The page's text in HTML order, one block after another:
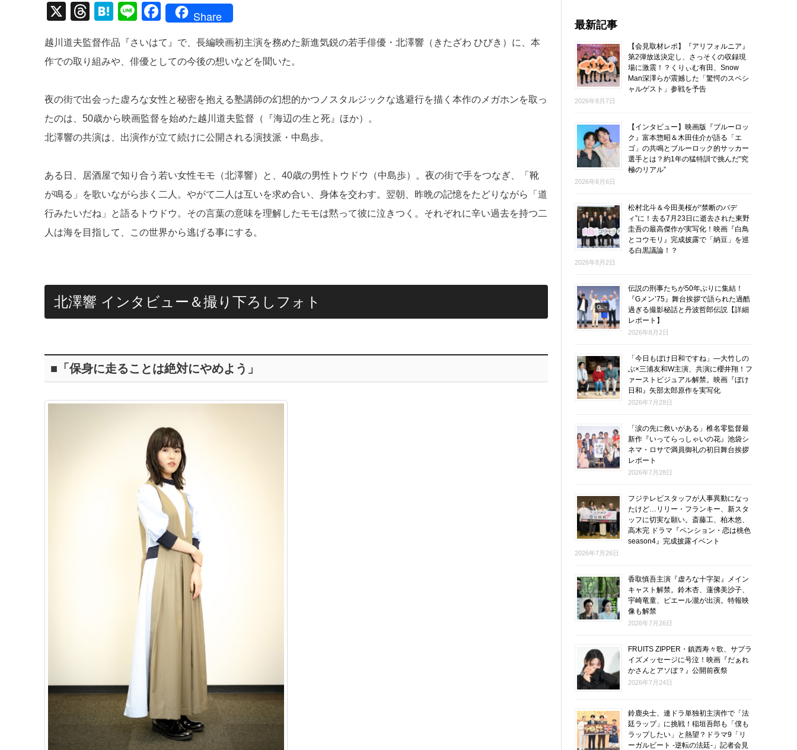
X
T
e
a
s
H
e
n
Li
e
F
c
e
o
o
k
Share
越川道夫監督作品『さいはて』で、長編映画初主演を務めた新進気鋭の若手俳優・北澤響（きたざわ ひびき）に、本
作での取り組みや、俳優としての今後の想いなどを聞いた。
夜の街で出会った虚ろな女性と秘密を抱える塾講師の幻想的かつノスタルジックな逃避行を描く本作のメガホンを取っ
たのは、50歳から映画監督を始めた越川道夫監督（『海辺の生と死』ほか）。
北澤響の共演は、出演作が立て続けに公開される演技派・中島歩。
ある日、居酒屋で知り合う若い女性モモ（北澤響）と、40歳の男性トウドウ（中島歩）。夜の街で手をつなぎ、「靴
が鳴る」を歌いながら歩く二人。やがて二人は互いを求め合い、身体を交わす。翌朝、昨晩の記憶をたどりながら「道
行みたいだね」と語るトウドウ。その言葉の意味を理解したモモは黙って彼に泣きつく。それぞれに辛い過去を持つ二
人は海を目指して、この世界から逃げる事にする。
北澤響 インタビュー＆撮り下ろしフォト
■「保身に走ることは絶対にやめよう」
最新記事
【会見取材レポ】『アリフォルニア』
第2弾放送決定し、さっそくの収録現
場に激震！？くりぃむ有田、Snow
Man深澤らが震撼した「驚愕のスペシ
ャルゲスト」参戦を予告
2026年8月7日
【インタビュー】映画版『ブルーロッ
ク』富本惣昭＆木田佳介が語る「エ
ゴ」の共鳴とブルーロック的サッカー
選手とは？約1年の猛特訓で挑んだ“究
極のリアル”
2026年8月6日
松村北斗＆今田美桜が“禁断のバデ
ィ”に！去る7月23日に逝去された東野
圭吾の最高傑作が実写化！映画『白鳥
とコウモリ』完成披露で「納豆」を巡
る白黒議論！？
2026年8月2日
伝説の刑事たちが50年ぶりに集結！
『Gメン’75』舞台挨拶で語られた過酷
過ぎる撮影秘話と丹波哲郎伝説【詳細
レポート】
2026年8月2日
「今日もぼけ日和ですね」―大竹しの
ぶ×三浦友和W主演、共演に櫻井翔！フ
ァーストビジュアル解禁。映画『ぼけ
日和』矢部太郎原作を実写化
2026年7月28日
「涙の先に救いがある」椎名零監督最
新作『いってらっしゃいの花』池袋シ
ネマ・ロサで満員御礼の初日舞台挨拶
レポート
2026年7月28日
フジテレビスタッフが人事異動になっ
たけど…リリー・フランキー、新スタ
ッフに切実な願い。斎藤工、柏木悠、
高木完 ドラマ『ペンション・恋は桃色
season4』完成披露イベント
2026年7月26日
香取慎吾主演『虚ろな十字架』メイン
キャスト解禁。鈴木杏、蓮佛美沙子、
宇崎竜童、ピエール瀧が出演。特報映
像も解禁
2026年7月26日
FRUITS ZIPPER・鎮西寿々歌、サプラ
イズメッセージに号泣！映画『だぁれ
かさんとアソぼ？』公開前夜祭
2026年7月24日
鈴鹿央士、連ドラ単独初主演作で「法
廷ラップ」に挑戦！稲垣吾郎も「僕も
ラップしたい」と熱望？ドラマ9「リ
ーガルビート -逆転の法廷-」記者会見